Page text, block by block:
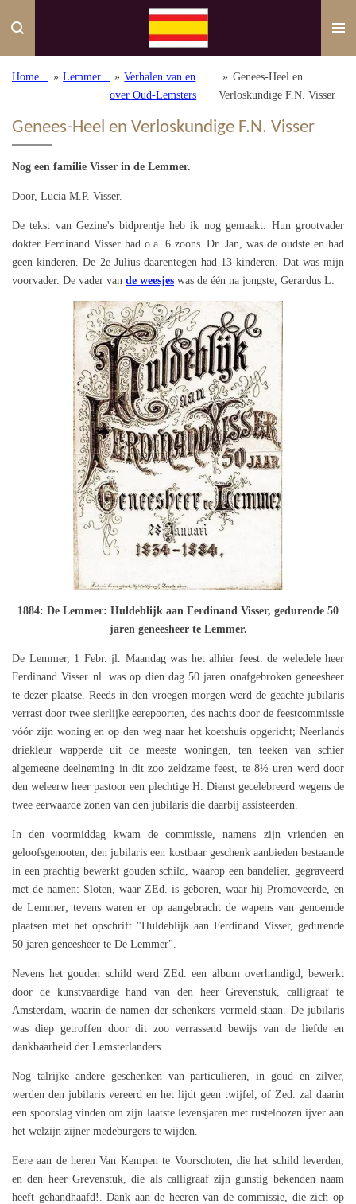
direct
de
Home... » Lemmer... » Verhalen van en
over Oud-Lemsters
» Genees-Heel en
Verloskundige F.N. Visser
Genees-Heel en Verloskundige F.N. Visser
Nog een familie Visser in de Lemmer.
Door, Lucia M.P. Visser.
De tekst van Gezine's bidprentje heb ik nog gemaakt. Hun grootvader
dokter Ferdinand Visser had o.a. 6 zoons. Dr. Jan, was de oudste en had
geen kinderen. De 2e Julius daarentegen had 13 kinderen. Dat was mijn
voorvader. De vader van de weesjes was de één na jongste, Gerardus L.
1884: De Lemmer: Huldeblijk aan Ferdinand Visser, gedurende 50
jaren geneesheer te Lemmer.
De Lemmer, 1 Febr. jl. Maandag was het alhier feest: de weledele heer
Ferdinand Visser nl. was op dien dag 50 jaren onafgebroken geneesheer
te dezer plaatse. Reeds in den vroegen morgen werd de geachte jubilaris
verrast door twee sierlijke eerepoorten, des nachts door de feestcommissie
vóór zijn woning en op den weg naar het koetshuis opgericht; Neerlands
driekleur wapperde uit de meeste woningen, ten teeken van schier
algemeene deelneming in dit zoo zeldzame feest, te 8½ uren werd door
den weleerw heer pastoor een plechtige H. Dienst gecelebreerd wegens de
twee eerwaarde zonen van den jubilaris die daarbij assisteerden.
In den voormiddag kwam de commissie, namens zijn vrienden en
geloofsgenooten, den jubilaris een kostbaar geschenk aanbieden bestaande
in een prachtig bewerkt gouden schild, waarop een bandelier, gegraveerd
met de namen: Sloten, waar ZEd. is geboren, waar hij Promoveerde, en
de Lemmer; tevens waren er op aangebracht de wapens van genoemde
plaatsen met het opschrift "Huldeblijk aan Ferdinand Visser, gedurende
50 jaren geneesheer te De Lemmer".
Nevens het gouden schild werd ZEd. een album overhandigd, bewerkt
door de kunstvaardige hand van den heer Grevenstuk, calligraaf te
Amsterdam, waarin de namen der schenkers vermeld staan. De jubilaris
was diep getroffen door dit zoo verrassend bewijs van de liefde en
dankbaarheid der Lemsterlanders.
Nog talrijke andere geschenken van particulieren, in goud en zilver,
werden den jubilaris vereerd en het lijdt geen twijfel, of Zed. zal daarin
een spoorslag vinden om zijn laatste levensjaren met rusteloozen ijver aan
het welzijn zijner medeburgers te wijden.
Eere aan de heren Van Kempen te Voorschoten, die het schild leverden,
en den heer Grevenstuk, die als calligraaf zijn gunstig bekenden naam
heeft gehandhaafd!. Dank aan de heeren van de commissie, die zich op